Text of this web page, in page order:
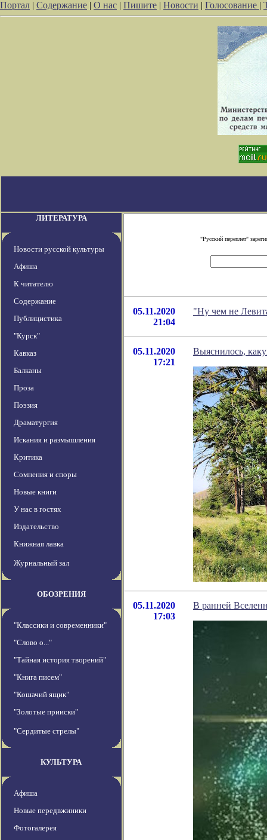
Портал | Содержание | О нас | Пишите | Новости | Голосование |
ЛИТЕРАТУРА
Новости русской культуры
Афиша
К читателю
Содержание
Публицистика
"Курск"
Кавказ
Балканы
Проза
Поэзия
Драматургия
Искания и размышления
Критика
Сомнения и споры
Новые книги
У нас в гостях
Издательство
Книжная лавка
Журнальный зал
ОБОЗРЕНИЯ
"Классики и современники"
"Слово о..."
"Тайная история творений"
"Книга писем"
"Кошачий ящик"
"Золотые прииски"
"Сердитые стрелы"
КУЛЬТУРА
Афиша
Новые передвжиники
Фотогалерея
"Русский переплет"
05.11.2020
21:04
"Ну чем не
05.11.2020
17:21
Выяснилось,
05.11.2020
17:03
В ранней